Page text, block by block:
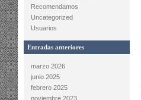
Recomendamos
Uncategorized
Usuarios
Entradas anteriores
marzo 2026
junio 2025
febrero 2025
noviembre 2023